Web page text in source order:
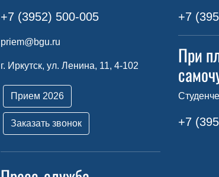
+7 (3952) 500-005
priem@bgu.ru
г. Иркутск, ул. Ленина, 11, 4-102
Прием 2026
Заказать звонок
+7
При
+7